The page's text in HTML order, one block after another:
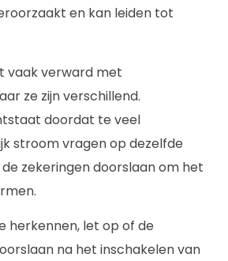
en kan leiden tot
vaak verward met
ze zijn verschillend.
doordat te veel
stroom vragen op dezelfde
zekeringen doorslaan om het
herkennen, let op of de
na het inschakelen van